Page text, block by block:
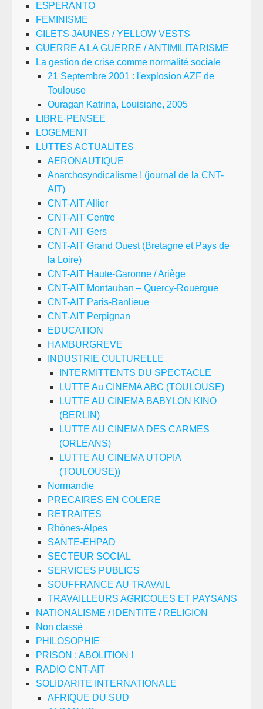
ESPERANTO
FEMINISME
GILETS JAUNES / YELLOW VESTS
GUERRE A LA GUERRE / ANTIMILITARISME
La gestion de crise comme normalité sociale
21 Septembre 2001 : l'explosion AZF de
Toulouse
Ouragan Katrina, Louisiane, 2005
LIBRE-PENSEE
LOGEMENT
LUTTES ACTUALITES
AERONAUTIQUE
Anarchosyndicalisme ! (journal de la CNT-
AIT)
CNT-AIT Allier
CNT-AIT Centre
CNT-AIT Gers
CNT-AIT Grand Ouest (Bretagne et Pays de
la Loire)
CNT-AIT Haute-Garonne / Ariège
CNT-AIT Montauban – Quercy-Rouergue
CNT-AIT Paris-Banlieue
CNT-AIT Perpignan
EDUCATION
HAMBURGREVE
INDUSTRIE CULTURELLE
INTERMITTENTS DU SPECTACLE
LUTTE Au CINEMA ABC (TOULOUSE)
LUTTE AU CINEMA BABYLON KINO
(BERLIN)
LUTTE AU CINEMA DES CARMES
(ORLEANS)
LUTTE AU CINEMA UTOPIA
(TOULOUSE))
Normandie
PRECAIRES EN COLERE
RETRAITES
Rhônes-Alpes
SANTE-EHPAD
SECTEUR SOCIAL
SERVICES PUBLICS
SOUFFRANCE AU TRAVAIL
TRAVAILLEURS AGRICOLES ET PAYSANS
NATIONALISME / IDENTITE / RELIGION
Non classé
PHILOSOPHIE
PRISON : ABOLITION !
RADIO CNT-AIT
SOLIDARITE INTERNATIONALE
AFRIQUE DU SUD